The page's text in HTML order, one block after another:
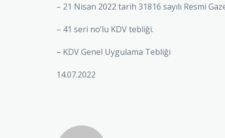
– 21 Nisan 2022 tarih 31816 sayılı Resmi
– 41 seri no’lu KDV tebliği.
– KDV Genel Uygulama Tebliği
14.07.2022